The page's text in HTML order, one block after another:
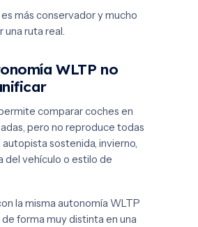
más conservador y mucho
una ruta real.
WLTP no
comparar coches en
pero no reproduce todas
sostenida, invierno,
del vehículo o estilo de
la misma autonomía WLTP
forma muy distinta en una